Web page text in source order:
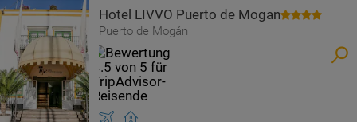
Hotel LIVVO Puerto de Mogan
Puerto de Mogán